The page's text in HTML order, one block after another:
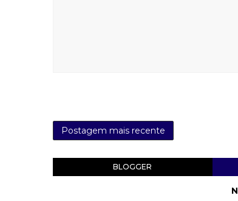
Postagem mais recente
BLOGGER